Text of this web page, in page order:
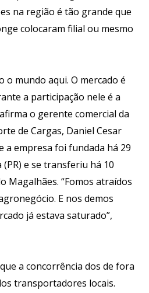
na região é tão grande que
colocaram filial ou mesmo
o mundo aqui. O mercado é
a participação nele é a
o gerente comercial da
de Cargas, Daniel Cesar
a empresa foi fundada há 29
e se transferiu há 10
Magalhães. “Fomos atraídos
E nos demos
já estava saturado”,
a concorrência dos de fora
transportadores locais.